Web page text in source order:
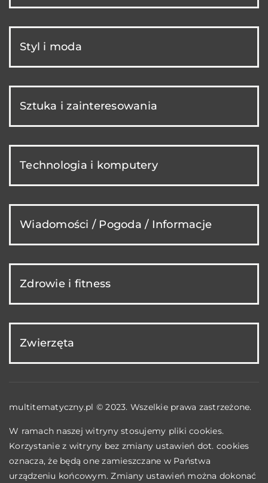
Styl i moda
Sztuka i zainteresowania
Technologia i komputery
Wiadomości / Pogoda / Informacje
Zdrowie i fitness
Zwierzęta
multitematyczny.pl © 2023. Wszelkie prawa zastrzeżone.
W ramach naszej witryny stosujemy pliki cookies.
Korzystanie z witryny bez zmiany ustawień dot. cookies
oznacza, że będą one zamieszczane w Państwa
urządzeniu końcowym. Zmiany ustawień można dokonać